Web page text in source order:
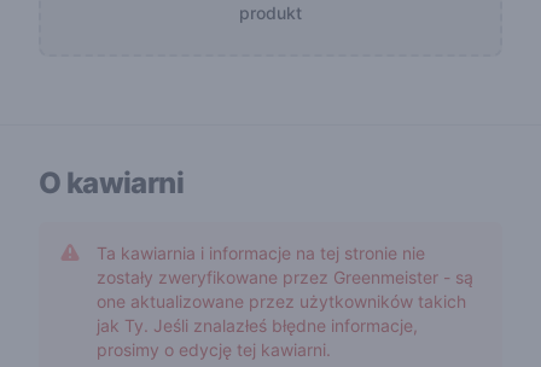
produkt
O kawiarni
Ta kawiarnia i informacje na tej stronie nie
zostały zweryfikowane przez Greenmeister - są
one aktualizowane przez użytkowników takich
jak Ty. Jeśli znalazłeś błędne informacje,
prosimy o edycję tej kawiarni.